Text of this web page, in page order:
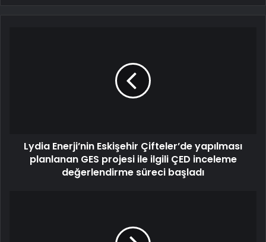
Lydia Enerji’nin Eskişehir Çifteler’de yapılması
planlanan GES projesi ile ilgili ÇED inceleme
değerlendirme süreci başladı